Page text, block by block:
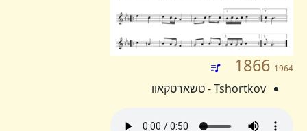
1866 1964
Tshortkov - טשארטקאוו